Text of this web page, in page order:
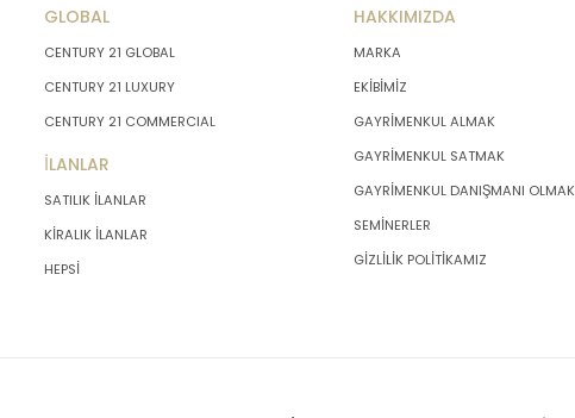
GLOBAL
CENTURY 21 GLOBAL
CENTURY 21 LUXURY
CENTURY 21 COMMERCIAL
İLANLAR
SATILIK İLANLAR
KİRALIK İLANLAR
HEPSİ
HAKKIMIZDA
MARKA
EKİBİMİZ
GAYRİMENKUL ALMAK
GAYRİMENKUL SATMAK
GAYRİMENKUL DANIŞMANI OLMAK
SEMİNERLER
GİZLİLİK POLİTİKAMIZ